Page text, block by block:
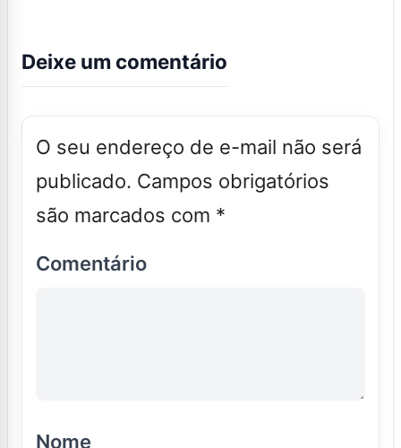
Deixe um comentário
O seu endereço de e-mail não será
publicado. Campos obrigatórios
são marcados com *
Comentário
Nome